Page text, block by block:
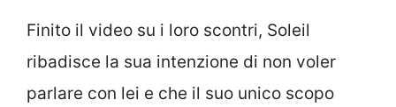
Finito il video su i loro scontri, Soleil
ribadisce la sua intenzione di non voler
parlare con lei e che il suo unico scopo